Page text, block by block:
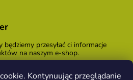
Kontynuując przeglądanie
przesyłać ci informacje
na naszym e-shop.